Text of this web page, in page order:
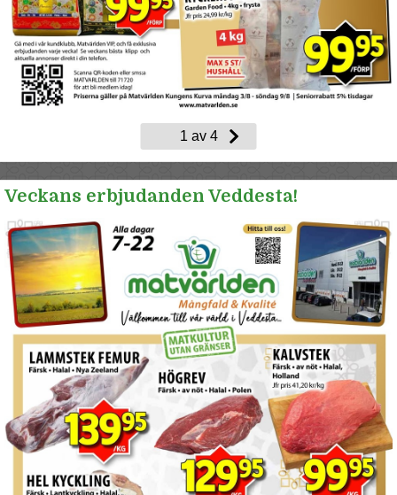
Veckans erbjudanden Veddesta!